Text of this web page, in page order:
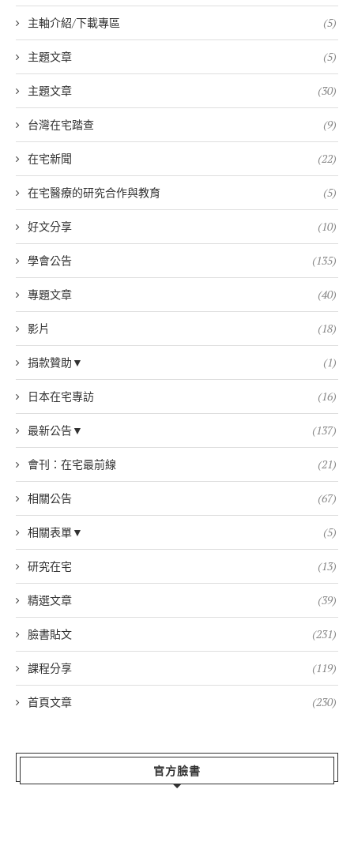
主軸介紹/下載專區 (5)
主題文章 (5)
主題文章 (30)
台灣在宅踏查 (9)
在宅新聞 (22)
在宅醫療的研究合作與教育 (5)
好文分享 (10)
學會公告 (135)
專題文章 (40)
影片 (18)
捐款贊助▼ (1)
日本在宅專訪 (16)
最新公告▼ (137)
會刊：在宅最前線 (21)
相關公告 (67)
相關表單▼ (5)
研究在宅 (13)
精選文章 (39)
臉書貼文 (231)
課程分享 (119)
首頁文章 (230)
官方臉書